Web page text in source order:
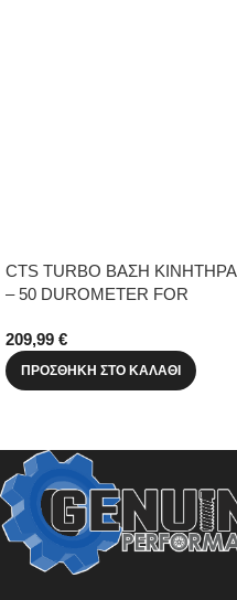
CTS TURBO ΒΑΣΗ ΚΙΝΗΤΗΡΑ
– 50 DUROMETER FOR
209,99 €
ΠΡΟΣΘΉΚΗ ΣΤΟ ΚΑΛΆΘΙ